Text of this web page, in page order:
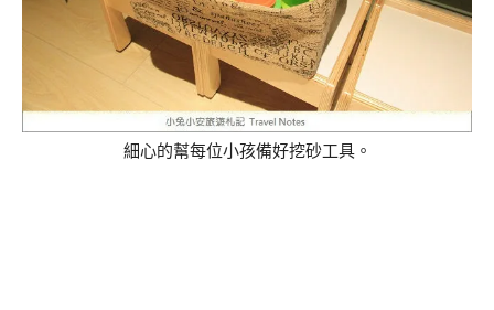
細心的幫每位小孩備好挖砂工具。